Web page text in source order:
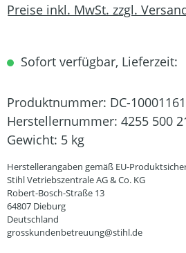
Preise inkl. MwSt. zzgl.
Sofort verfügbar, Lieferzeit:
Produktnummer: DC-
Herstellernummer: 4255 500
Gewicht: 5 kg
Herstellerangaben gemäß EU-
Stihl Vetriebszentrale AG & Co. KG
Robert-Bosch-Straße 13
64807 Dieburg
Deutschland
grosskundenbetreuung@stihl.de